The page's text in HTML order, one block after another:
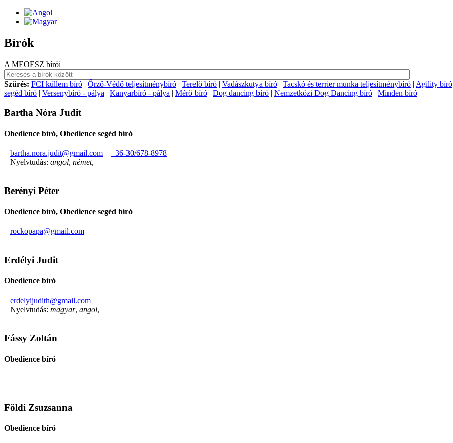
Bírók
A MEOESZ bírói
Szűrés: FCI küllem bíró | Őrző-Védő teljesítménybíró | Terelő bíró | Vadászkutya bíró | Tacskó és terrier munka teljesítménybíró | Agility bíró
segéd bíró | Versenybíró - pálya | Kanyarbíró - pálya | Mérő bíró | Dog dancing bíró | Nemzetközi Dog Dancing bíró | Minden bíró
Bartha Nóra Judit
Obedience bíró, Obedience segéd bíró
bartha.nora.judit@gmail.com
+36-30/678-8978
Nyelvtudás: angol, német,
Berényi Péter
Obedience bíró, Obedience segéd bíró
rockopapa@gmail.com
Erdélyi Judit
Obedience bíró
erdelyijudith@gmail.com
Nyelvtudás: magyar, angol,
Fássy Zoltán
Obedience bíró
Földi Zsuzsanna
Obedience bíró